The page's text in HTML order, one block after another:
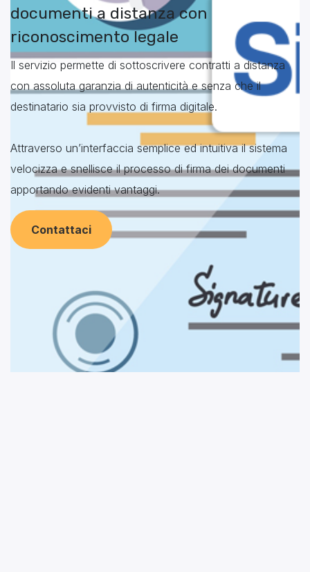
documenti a distanza con
riconoscimento legale
Il servizio permette di sottoscrivere contratti a distanza
con assoluta garanzia di autenticità e senza che il
destinatario sia provvisto di firma digitale.
Attraverso un’interfaccia semplice ed intuitiva il sistema
velocizza e snellisce il processo di firma dei documenti
apportando evidenti vantaggi.
Contattaci